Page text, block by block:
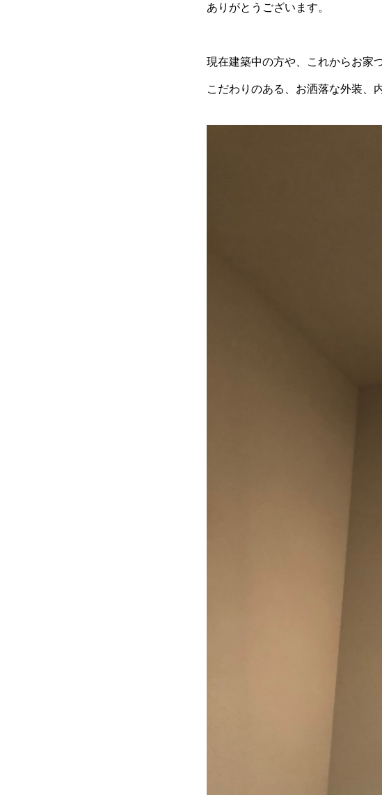
ありがとうございます。
現在建築中の方や、これからお家
こだわりのある、お洒落な外装、